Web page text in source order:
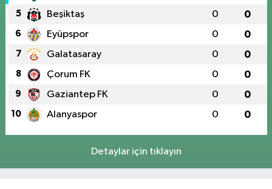
5 Beşiktaş 0 0
6 Eyüpspor 0 0
7 Galatasaray 0 0
8 Çorum FK 0 0
9 Gaziantep FK 0 0
10 Alanyaspor 0 0
Detaylar için tıklayın